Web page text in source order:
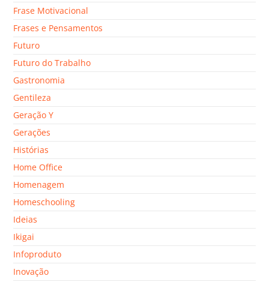
Frase Motivacional
Frases e Pensamentos
Futuro
Futuro do Trabalho
Gastronomia
Gentileza
Geração Y
Gerações
Histórias
Home Office
Homenagem
Homeschooling
Ideias
Ikigai
Infoproduto
Inovação